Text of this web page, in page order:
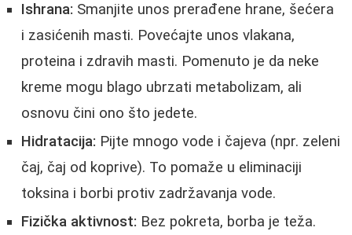
Ishrana: Smanjite unos prerađene hrane, šećera
i zasićenih masti. Povećajte unos vlakana,
proteina i zdravih masti. Pomenuto je da neke
kreme mogu blago ubrzati metabolizam, ali
osnovu čini ono što jedete.
Hidratacija: Pijte mnogo vode i čajeva (npr. zeleni
čaj, čaj od koprive). To pomaže u eliminaciji
toksina i borbi protiv zadržavanja vode.
Fizička aktivnost: Bez pokreta, borba je teža.